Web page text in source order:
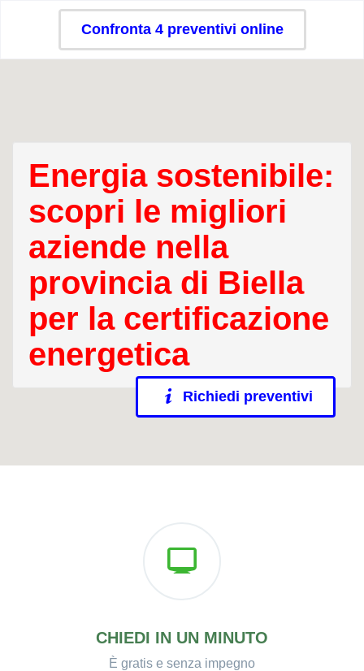
Confronta 4 preventivi online
Energia sostenibile:
scopri le migliori
aziende nella
provincia di Biella
per la certificazione
energetica
Richiedi preventivi
CHIEDI IN UN MINUTO
È gratis e senza impegno